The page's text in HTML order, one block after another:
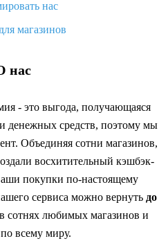
нас
магазинов
нас
- это выгода, получающаяся
денежных средств, поэтому мы
Объединяя сотни магазинов,
восхитительный кэшбэк-
покупки по-настоящему
сервиса можно вернуть до
сотнях любимых магазинов и
всему миру.